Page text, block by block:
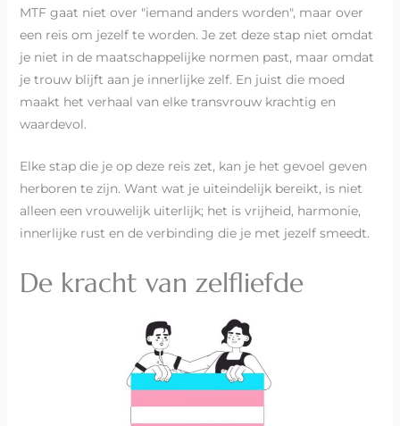
MTF gaat niet over "iemand anders worden", maar over
een reis om jezelf te worden. Je zet deze stap niet omdat
je niet in de maatschappelijke normen past, maar omdat
je trouw blijft aan je innerlijke zelf. En juist die moed
maakt het verhaal van elke transvrouw krachtig en
waardevol.
Elke stap die je op deze reis zet, kan je het gevoel geven
herboren te zijn. Want wat je uiteindelijk bereikt, is niet
alleen een vrouwelijk uiterlijk; het is vrijheid, harmonie,
innerlijke rust en de verbinding die je met jezelf smeedt.
De kracht van zelfliefde